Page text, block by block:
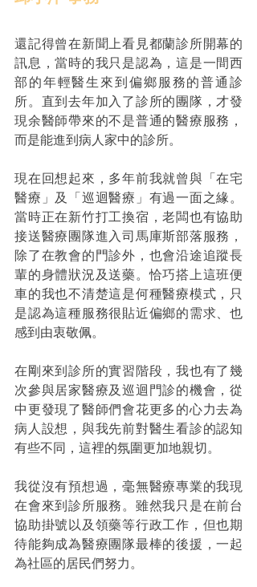
還記得曾在新聞上看見都蘭診所開幕的
訊息，當時的我只是認為，這是一間西
部的年輕醫生來到偏鄉服務的普通診
所。直到去年加入了診所的團隊，才發
現余醫師帶來的不是普通的醫療服務，
而是能進到病人家中的診所。
現在回想起來，多年前我就曾與「在宅
醫療」及「巡迴醫療」有過一面之緣。
當時正在新竹打工換宿，老闆也有協助
接送醫療團隊進入司馬庫斯部落服務，
除了在教會的門診外，也會沿途追蹤長
輩的身體狀況及送藥。恰巧搭上這班便
車的我也不清楚這是何種醫療模式，只
是認為這種服務很貼近偏鄉的需求、也
感到由衷敬佩。
在剛來到診所的實習階段，我也有了幾
次參與居家醫療及巡迴門診的機會，從
中更發現了醫師們會花更多的心力去為
病人設想，與我先前對醫生看診的認知
有些不同，這裡的氛圍更加地親切。
我從沒有預想過，毫無醫療專業的我現
在會來到診所服務。雖然我只是在前台
協助掛號以及領藥等行政工作，但也期
待能夠成為醫療團隊最棒的後援，一起
為社區的居民們努力。